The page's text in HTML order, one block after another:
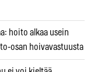
hoito alkaa usein
osan hoivavastuusta